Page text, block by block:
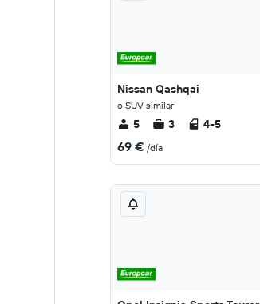
Nissan Qashqai
o SUV similar
5 3 4-5
69 € /día